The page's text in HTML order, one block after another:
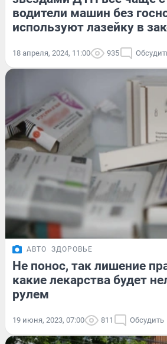
водители машин без
используют лазейку в
18 апреля, 2024, 11:00 935
АВТО ЗДОРОВЬЕ
Не понос, так лишение
какие лекарства будет
рулем
19 июня, 2023, 07:00 811 Обсудить